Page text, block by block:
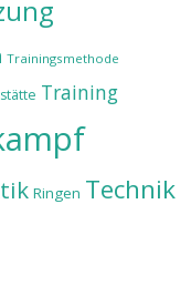
Trainingsmethode
Training
Ringen Technik